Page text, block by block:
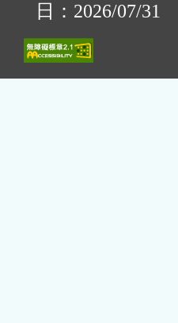
日：2026/07/31